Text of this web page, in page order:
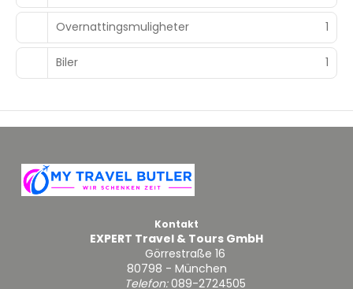
Overnattingsmuligheter 1
Biler 1
Kontakt
EXPERT Travel & Tours GmbH
Görrestraße 16
80798 - München
Telefon:089-2724505